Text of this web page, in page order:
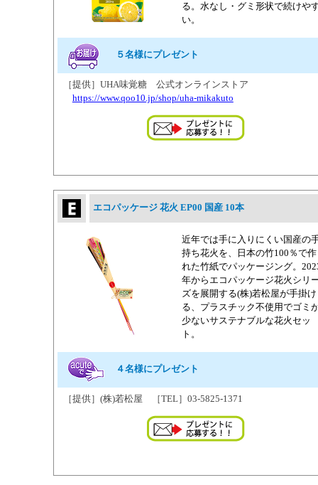
る。水なし・グミ形状で続けや
い。
５名様にプレゼント
［提供］UHA味覚糖 公式オンラインストア
https://www.qoo10.jp/shop/uha-mikakuto
エコパッケージ 花火 EP00 国産 10本
近年では手に入りにくい国産の
持ち花火を、日本の竹100％で
れた竹紙でパッケージング。
年からエコパッケージ花火シリ
ズを展開する(株)若松屋が手掛け
る、プラスチック不使用でゴミ
少ないサステナブルな花火セッ
ト。
４名様にプレゼント
［提供］(株)若松屋 ［TEL］03-5825-1371